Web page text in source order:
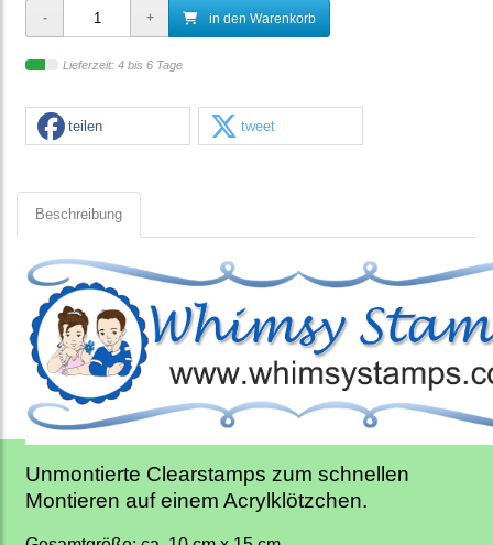
in den Warenkorb
Lieferzeit: 4 bis 6 Tage
teilen tweet
Beschreibung
Unmontierte Clearstamps zum schnellen
Montieren auf einem Acrylklötzchen.